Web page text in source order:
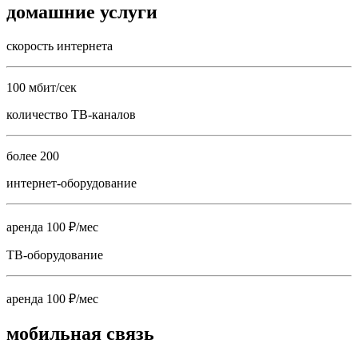
домашние услуги
скорость интернета
100 мбит/сек
количество ТВ-каналов
более 200
интернет-оборудование
аренда 100 ₽/мес
ТВ-оборудование
аренда 100 ₽/мес
мобильная связь